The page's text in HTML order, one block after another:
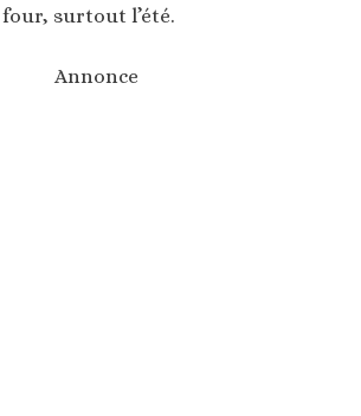
surtout l’été.
Annonce